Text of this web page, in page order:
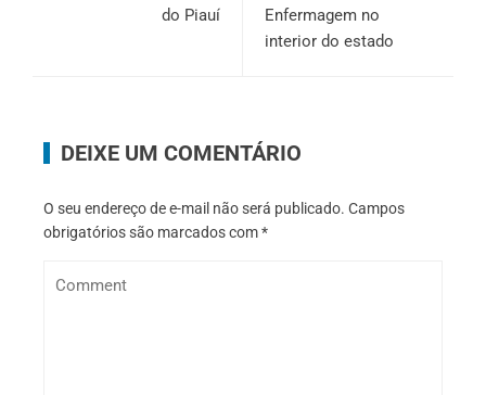
do Piauí
Enfermagem no
interior do estado
DEIXE UM COMENTÁRIO
O seu endereço de e-mail não será publicado. Campos
obrigatórios são marcados com*